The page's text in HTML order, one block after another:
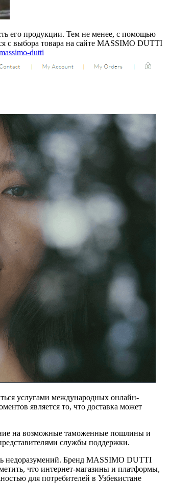
его продукции. Тем не менее, с помощью
с выбора товара на сайте MASSIMO DUTTI
dutti
услугами международных онлайн-
является то, что доставка может
на возможные таможенные пошлины и
службы поддержки.
недоразумений. Бренд MASSIMO DUTTI
что интернет-магазины и платформы,
для потребителей в Узбекистане